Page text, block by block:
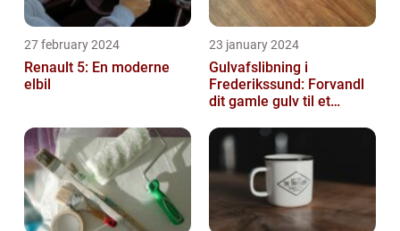
27 february 2024
Renault 5: En moderne
elbil
23 january 2024
Gulvafslibning i
Frederikssund: Forvandl
dit gamle gulv til et